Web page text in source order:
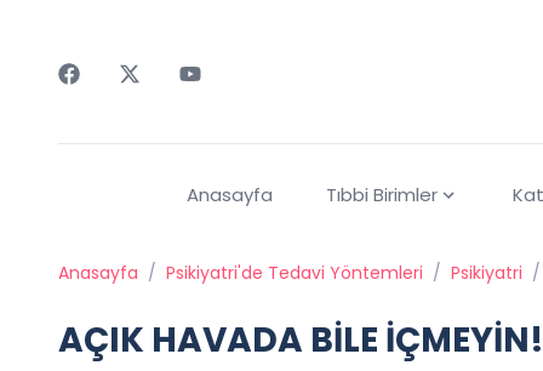
Anasayfa Tıbbi Birimler
Anasayfa / Psikiyatri'de Tedavi Yöntemleri / Psikiyatri /
AÇIK HAVADA BİLE İÇMEYİN!